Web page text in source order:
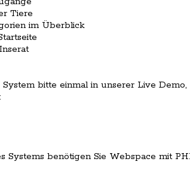
Tiere
im Überblick
System bitte einmal in unserer Live
Systems benötigen Sie Webspace mit